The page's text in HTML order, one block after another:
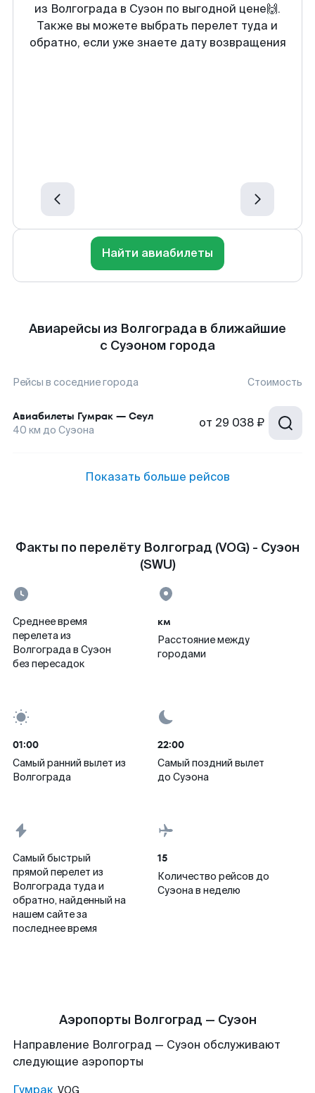
из Волгограда в Суэон по выгодной цене🙌.
Также вы можете выбрать перелет туда и
обратно, если уже знаете дату возвращения
Найти авиабилеты
Авиарейсы из Волгограда в ближайшие
с Суэоном города
Рейсы в соседние города Стоимость
Авиабилеты Гумрак — Сеул
40 км до Суэона от 29 038 ₽
Показать больше рейсов
Факты по перелёту Волгоград (VOG) - Суэон
(SWU)
Среднее время
перелета из
Волгограда в Суэон
без пересадок
км
Расстояние между
городами
01:00
Самый ранний вылет из
Волгограда
22:00
Самый поздний вылет
до Суэона
Самый быстрый
прямой перелет из
Волгограда туда и
обратно, найденный на
нашем сайте за
последнее время
15
Количество рейсов до
Суэона в неделю
Аэропорты Волгоград — Суэон
Направление Волгоград — Суэон обслуживают
следующие аэропорты
Гумрак VOG